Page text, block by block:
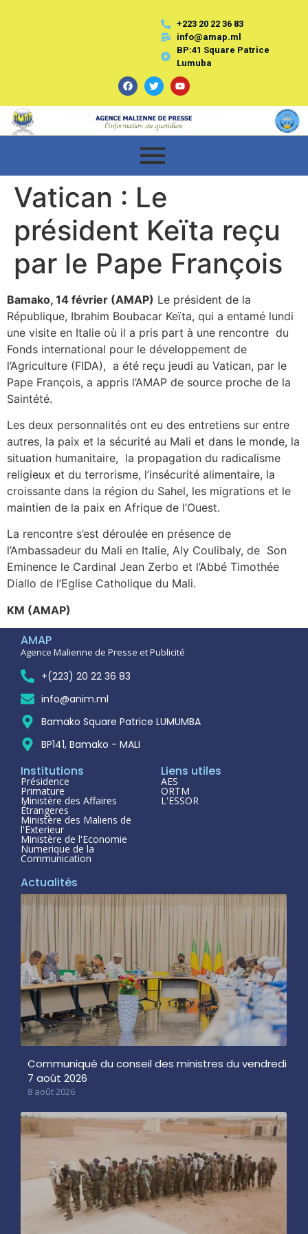
+223 20 22 36 83
info@amap.ml
BP:41 Square Patrice
Lumuba
Vatican : Le
président Keïta reçu
par le Pape François
Bamako, 14 février (AMAP) Le président de la
République, Ibrahim Boubacar Keïta, qui a entamé lundi
une visite en Italie où il a pris part à une rencontre du
Fonds international pour le développement de
l’Agriculture (FIDA), a été reçu jeudi au Vatican, par le
Pape François, a appris l’AMAP de source proche de la
Saintété.
Les deux personnalités ont eu des entretiens sur entre
autres, la paix et la sécurité au Mali et dans le monde, la
situation humanitaire, la propagation du radicalisme
religieux et du terrorisme, l’insécurité alimentaire, la
croissante dans la région du Sahel, les migrations et le
maintien de la paix en Afrique de l’Ouest.
La rencontre s’est déroulée en présence de
l’Ambassadeur du Mali en Italie, Aly Coulibaly, de Son
Eminence le Cardinal Jean Zerbo et l’Abbé Timothée
Diallo de l’Eglise Catholique du Mali.
KM (AMAP)
AMAP
Agence Malienne de Presse et Publicité
+(223) 20 22 36 83
info@anim.ml
Bamako Square Patrice LUMUMBA
BP141, Bamako - MALI
Institutions
Présidence
Primature
Ministère des Affaires
Étrangeres
Ministère des Maliens de
l'Exterieur
Ministère de l'Economie
Numerique de la
Communication
Liens utiles
AES
ORTM
L'ESSOR
Actualités
Communiqué du conseil des ministres du vendredi
7 août 2026
8 août 2026